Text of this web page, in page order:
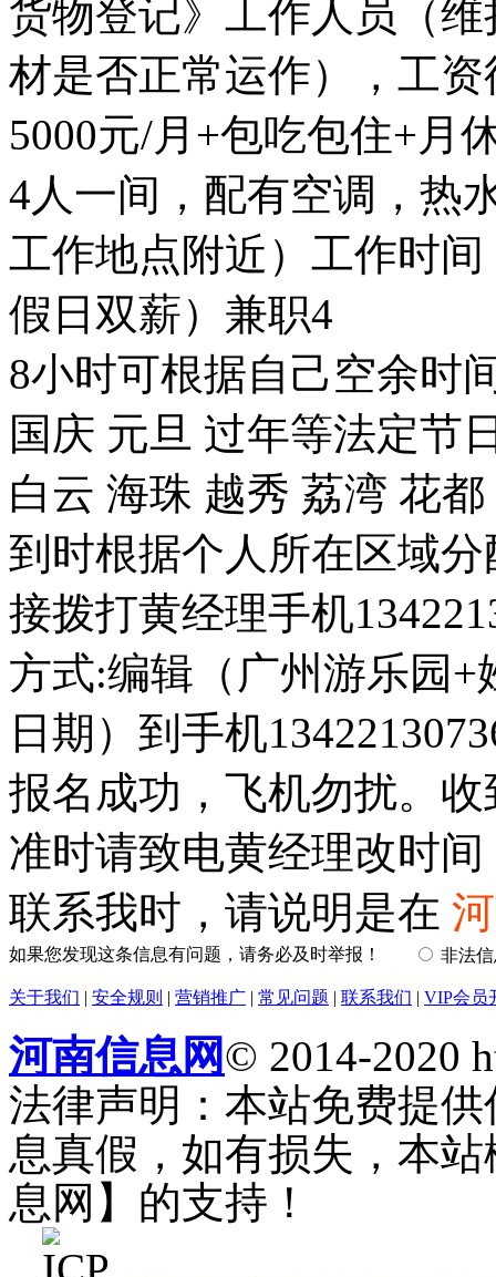
货物登记》工作人员（
材是否正常运作），工资
5000元/月+包吃包住+月
4人一间，配有空调，热
工作地点附近）工作时
假日双薪）兼职4
8小时可根据自己空余时
国庆 元旦 过年等法定节
白云 海珠 越秀 荔湾 花
到时根据个人所在区域
接拨打黄经理手机
方式:编辑（广州游乐园
日期）到手机
报名成功，飞机勿扰。
准时请致电黄经理改时间
联系我时，请说明是在
如果您发现这条信息有问题，请务必及时举报！ 非法
关于我们 | 安全规则 | 营销推广 | 常见问题 | 联系我们 | VIP会员
河南信息网© 2014-2020
法律声明：本站免费提
息真假，如有损失，本
息网】的支持！